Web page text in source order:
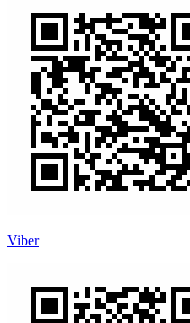
Viber